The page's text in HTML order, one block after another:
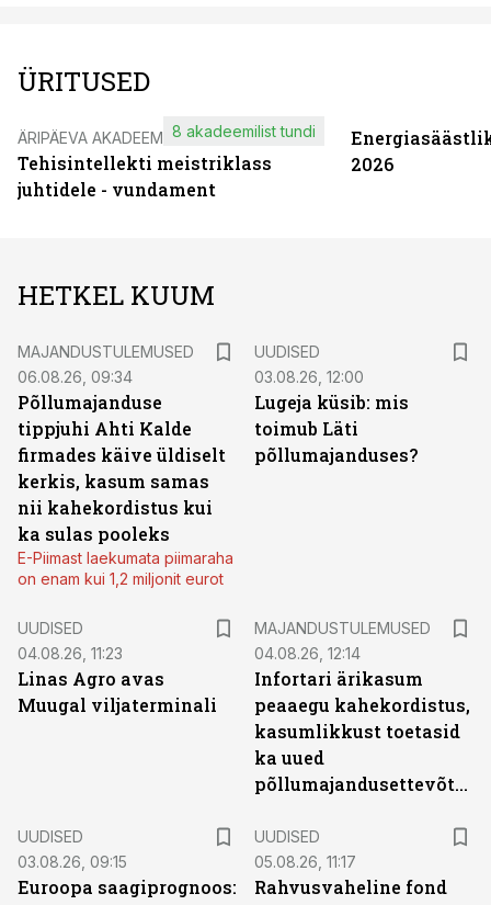
ÜRITUSED
ÄRIPÄEVA AKADEEMIA
Tehisintellekti meistriklass
juhtidele - vundament
8 akadeemilist tundi
2026
HETKEL KUUM
MAJANDUSTULEMUSED
06.08.26, 09:34
Põllumajanduse
tippjuhi Ahti Kalde
firmades käive üldiselt
kerkis, kasum samas
nii kahekordistus kui
ka sulas pooleks
E-Piimast laekumata piimaraha
on enam kui 1,2 miljonit eurot
UUDISED
03.08.26, 12:00
Lugeja küsib: mis
toimub Läti
põllumajanduses?
UUDISED
04.08.26, 11:23
Linas Agro avas
Muugal viljaterminali
MAJANDUSTULEMUSED
04.08.26, 12:14
Infortari ärikasum
peaaegu kahekordistus,
kasumlikkust toetasid
ka uued
põllumajandusettevõtted
UUDISED
03.08.26, 09:15
Euroopa saagiprognoos:
UUDISED
05.08.26, 11:17
Rahvusvaheline fond